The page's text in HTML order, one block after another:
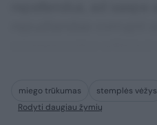
miego trūkumas stemplės vėžys
Rodyti daugiau žymių